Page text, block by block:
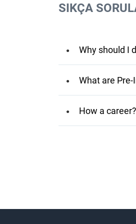
SIKÇA
Why should I
What are
How a career?